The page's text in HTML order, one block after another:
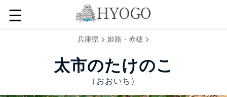
☰
兵庫県 > 姫路・赤穂 >
太市のたけのこ
（おおいち）